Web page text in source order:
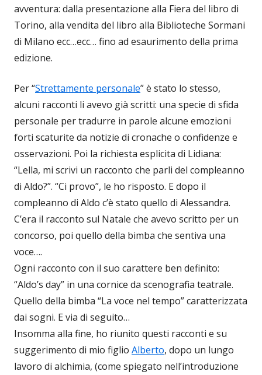
avventura: dalla presentazione alla Fiera del libro di
Torino, alla vendita del libro alla Biblioteche Sormani
di Milano ecc…ecc… fino ad esaurimento della prima
edizione.
Per “Strettamente personale” è stato lo stesso,
alcuni racconti li avevo già scritti: una specie di sfida
personale per tradurre in parole alcune emozioni
forti scaturite da notizie di cronache o confidenze e
osservazioni. Poi la richiesta esplicita di Lidiana:
“Lella, mi scrivi un racconto che parli del compleanno
di Aldo?”. “Ci provo”, le ho risposto. E dopo il
compleanno di Aldo c’è stato quello di Alessandra.
C’era il racconto sul Natale che avevo scritto per un
concorso, poi quello della bimba che sentiva una
voce….
Ogni racconto con il suo carattere ben definito:
“Aldo’s day” in una cornice da scenografia teatrale.
Quello della bimba “La voce nel tempo” caratterizzata
dai sogni. E via di seguito…
Insomma alla fine, ho riunito questi racconti e su
suggerimento di mio figlio Alberto, dopo un lungo
lavoro di alchimia, (come spiegato nell’introduzione